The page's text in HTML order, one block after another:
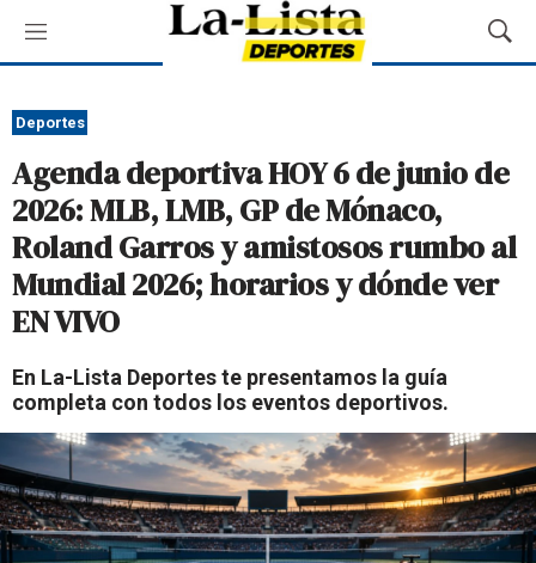
M
e
ú
M
o
a
r
ú
q
Deportes
Agenda deportiva HOY 6 de junio de
2026: MLB, LMB, GP de Mónaco,
Roland Garros y amistosos rumbo al
Mundial 2026; horarios y dónde ver
EN VIVO
En La-Lista Deportes te presentamos la guía
completa con todos los eventos deportivos.